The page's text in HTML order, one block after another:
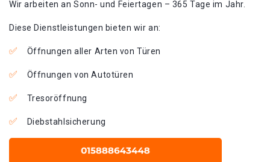
Wir arbeiten an Sonn- und Feiertagen – 365 Tage im Jahr.
Diese Dienstleistungen bieten wir an:
Öffnungen aller Arten von Türen
Öffnungen von Autotüren
Tresoröffnung
Diebstahlsicherung